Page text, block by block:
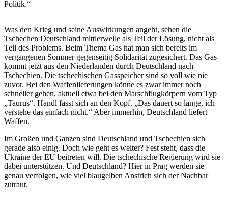
Politik.“
Was den Krieg und seine Auswirkungen angeht, sehen die
Tschechen Deutschland mittlerweile als Teil der Lösung, nicht als
Teil des Problems. Beim Thema Gas hat man sich bereits im
vergangenen Sommer gegenseitig Solidarität zugesichert. Das Gas
kommt jetzt aus den Niederlanden durch Deutschland nach
Tschechien. Die tschechischen Gasspeicher sind so voll wie nie
zuvor. Bei den Waffenlieferungen könne es zwar immer noch
schneller gehen, aktuell etwa bei den Marschflugkörpern vom Typ
„Taurus“. Handl fasst sich an den Kopf. „Das dauert so lange, ich
verstehe das einfach nicht.“ Aber immerhin, Deutschland liefert
Waffen.
Im Großen und Ganzen sind Deutschland und Tschechien sich
gerade also einig. Doch wie geht es weiter? Fest steht, dass die
Ukraine der EU beitreten will. Die tschechische Regierung wird sie
dabei unterstützen. Und Deutschland? Hier in Prag werden sie
genau verfolgen, wie viel blaugelben Anstrich sich der Nachbar
zutraut.